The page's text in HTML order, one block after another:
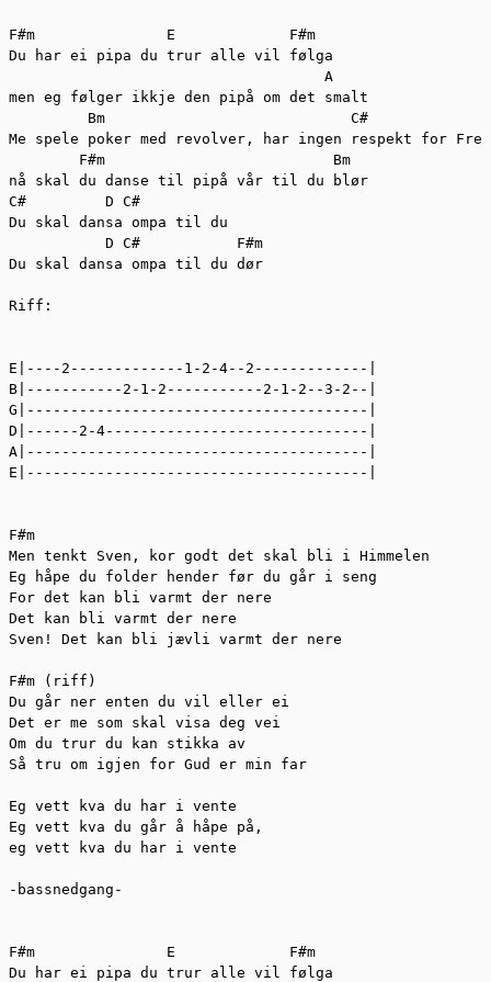
F#m               E             F#m
Du har ei pipa du trur alle vil følga
                                    A
men eg følger ikkje den pipå om det smalt
         Bm                            C#
Me spele poker med revolver, har ingen respekt for
        F#m                          Bm
nå skal du danse til pipå vår til du blør
C#         D C#
Du skal dansa ompa til du
           D C#           F#m
Du skal dansa ompa til du dør
Riff:
E|----2-------------1-2-4--2-------------|
B|-----------2-1-2-----------2-1-2--3-2--|
G|---------------------------------------|
D|------2-4------------------------------|
A|---------------------------------------|
E|---------------------------------------|
F#m
Men tenkt Sven, kor godt det skal bli i Himmelen
Eg håpe du folder hender før du går i seng
For det kan bli varmt der nere
Det kan bli varmt der nere
Sven! Det kan bli jævli varmt der nere
F#m (riff)
Du går ner enten du vil eller ei
Det er me som skal visa deg vei
Om du trur du kan stikka av
Så tru om igjen for Gud er min far
Eg vett kva du har i vente
Eg vett kva du går å håpe på,
eg vett kva du har i vente
-bassnedgang-
F#m               E             F#m
Du har ei pipa du trur alle vil følga